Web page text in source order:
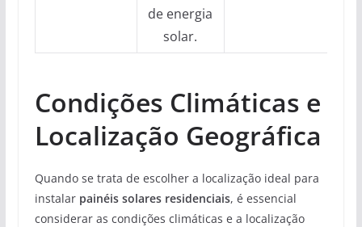
de energia
solar.
Condições Climáticas e
Localização Geográfica
Quando se trata de escolher a localização ideal para
instalar painéis solares residenciais, é essencial
considerar as condições climáticas e a localização